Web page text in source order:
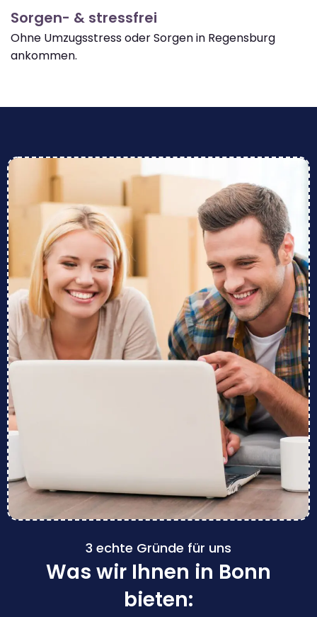
Sorgen- & stressfrei
Ohne Umzugsstress oder Sorgen in Regensburg
ankommen.
3 echte Gründe für uns
Was wir Ihnen in Bonn
bieten: